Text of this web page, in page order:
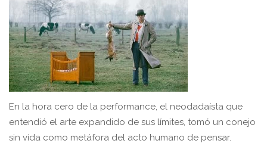
En la hora cero de la performance, el neodadaísta que
entendió el arte expandido de sus límites, tomó un conejo
sin vida como metáfora del acto humano de pensar.